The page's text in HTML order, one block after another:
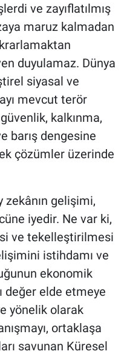
ve zayıflatılmış
maruz kalmadan
duyulamaz. Dünya
siyasal ve
mevcut terör
kalkınma,
barış dengesine
çözümler üzerinde
gelişimi,
iyedir. Ne var ki,
ve tekelleştirilmesi
istihdamı ve
ekonomik
değer elde etmeye
yönelik olarak
ortaklaşa
savunan Küresel